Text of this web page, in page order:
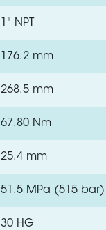
1" NPT
176.2 mm
268.5 mm
67.80 Nm
25.4 mm
51.5 MPa (515 bar)
30 HG